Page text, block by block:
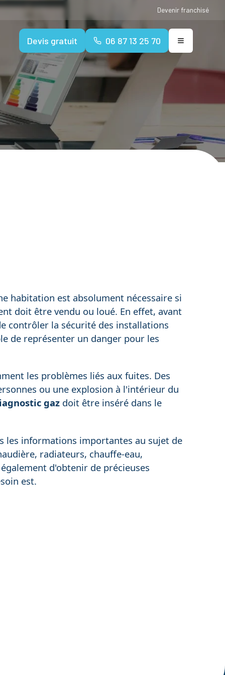
Devenir franchisé
Devis gratuit 06 87 13 25 70
habitation est absolument nécessaire si
doit être vendu ou loué. En effet, avant
contrôler la sécurité des installations
de représenter un danger pour les
les problèmes liés aux fuites. Des
ou une explosion à l'intérieur du
gaz doit être inséré dans le
les informations importantes au sujet de
radiateurs, chauffe-eau,
d'obtenir de précieuses
est.